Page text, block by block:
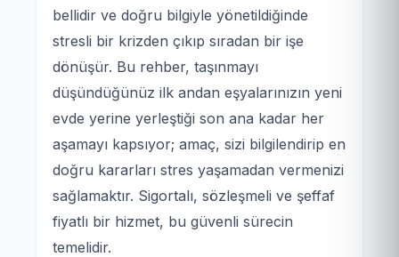
bellidir ve doğru bilgiyle yönetildiğinde
stresli bir krizden çıkıp sıradan bir işe
dönüşür. Bu rehber, taşınmayı
düşündüğünüz ilk andan eşyalarınızın yeni
evde yerine yerleştiği son ana kadar her
aşamayı kapsıyor; amaç, sizi bilgilendirip en
doğru kararları stres yaşamadan vermenizi
sağlamaktır. Sigortalı, sözleşmeli ve şeffaf
fiyatlı bir hizmet, bu güvenli sürecin
temelidir.